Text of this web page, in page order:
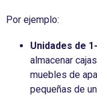
Por ejemplo:
Unidades de
almacenar
muebles de
pequeñas de